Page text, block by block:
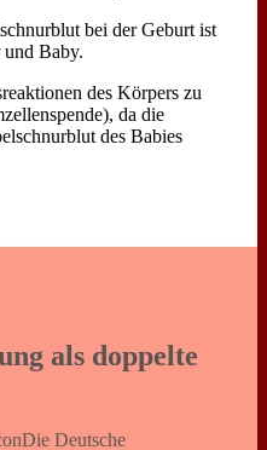
bei der Geburt ist
Baby.
des Körpers zu
da die
des Babies
als doppelte
Die Deutsche